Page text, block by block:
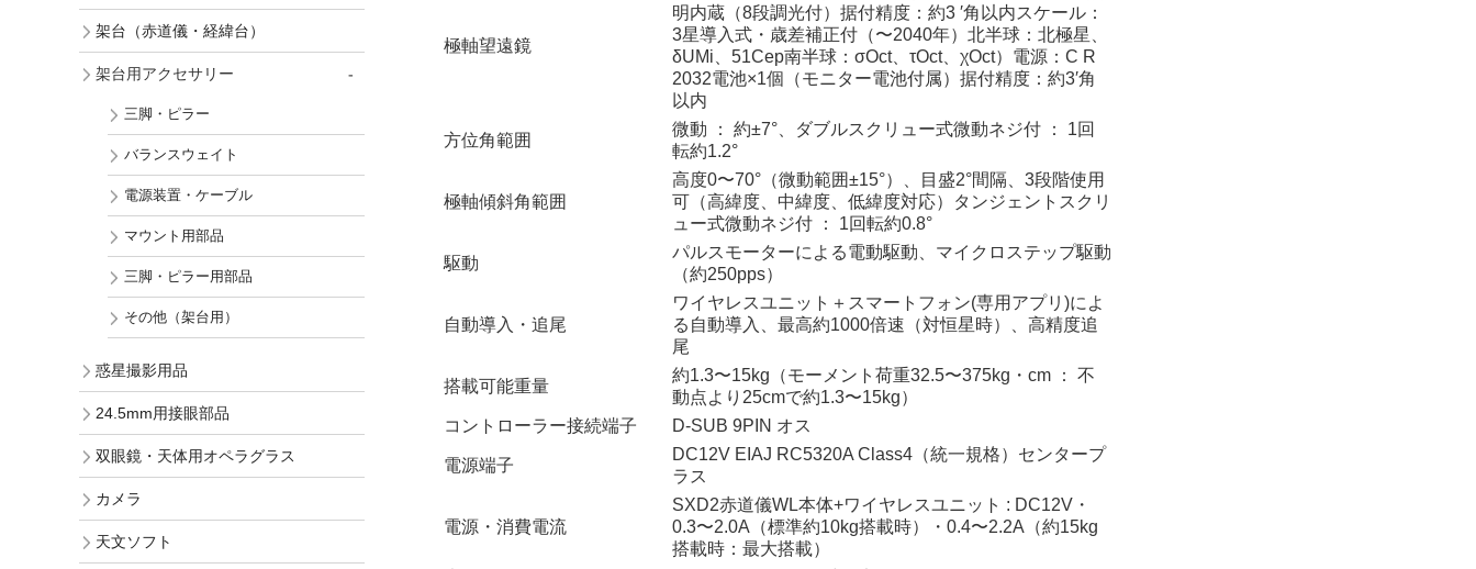
極軸望遠鏡
明内蔵（8段調光付）据付精度：約3 ′角以内スケール：
3星導入式・歳差補正付（〜2040年）北半球：北極星、
δUMi、51Cep南半球：σOct、τOct、χOct）電源：C R
2032電池×1個（モニター電池付属）据付精度：約3′角
以内
方位角範囲
微動 ： 約±7°、ダブルスクリュー式微動ネジ付 ： 1回
転約1.2°
極軸傾斜角範囲
高度0〜70°（微動範囲±15°）、目盛2°間隔、3段階使用
可（高緯度、中緯度、低緯度対応）タンジェントスクリ
ュー式微動ネジ付 ： 1回転約0.8°
駆動
パルスモーターによる電動駆動、マイクロステップ駆動
（約250pps）
自動導入・追尾
ワイヤレスユニット＋スマートフォン(専用アプリ)によ
る自動導入、最高約1000倍速（対恒星時）、高精度追
尾
搭載可能重量
約1.3〜15kg（モーメント荷重32.5〜375kg・cm ： 不
動点より25cmで約1.3〜15kg）
コントローラー接続端子
D-SUB 9PIN オス
電源端子
DC12V EIAJ RC5320A Class4（統一規格）センタープ
ラス
電源・消費電流
SXD2赤道儀WL本体+ワイヤレスユニット : DC12V・
0.3〜2.0A（標準約10kg搭載時）・0.4〜2.2A（約15kg
搭載時：最大搭載）
架台（赤道儀・経緯台）
架台用アクセサリー
三脚・ピラー
バランスウェイト
電源装置・ケーブル
マウント用部品
三脚・ピラー用部品
その他（架台用）
惑星撮影用品
24.5mm用接眼部品
双眼鏡・天体用オペラグラス
カメラ
天文ソフト